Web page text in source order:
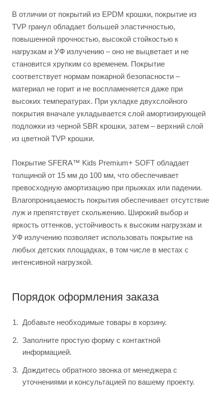
В отличии от покрытий из EPDM крошки, покрытие из
TVP гранул обладает большей эластичностью,
повышенной прочностью, высокой стойкостью к
нагрузкам и УФ излучению – оно не выцветает и не
становится хрупким со временем. Покрытие
соответствует нормам пожарной безопасности –
материал не горит и не воспламеняется даже при
высоких температурах. При укладке двухслойного
покрытия вначале укладывается слой амортизирующей
подложки из черной SBR крошки, затем – верхний слой
из цветной TVP крошки.
Покрытие SFERA™ Kids Premium+ SOFT обладает
толщиной от 15 мм до 100 мм, что обеспечивает
превосходную амортизацию при прыжках или падении.
Влагопроницаемость покрытия обеспечивает отсутствие
луж и препятствует скольжению. Широкий выбор и
яркость оттенков, устойчивость к высоким нагрузкам и
УФ излучению позволяет использовать покрытие на
любых детских площадках, в том числе в местах с
интенсивной нагрузкой.
Порядок оформления заказа
Добавьте необходимые товары в корзину.
Заполните простую форму с контактной
информацией.
Дождитесь обратного звонка от менеджера с
уточнениями и консультацией по вашему проекту.